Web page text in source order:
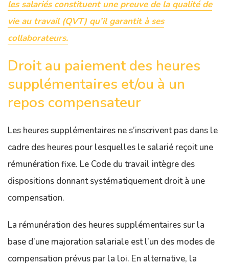
les salariés constituent une preuve de la qualité de
vie au travail (QVT) qu’il garantit à ses
collaborateurs.
Droit au paiement des heures
supplémentaires et/ou à un
repos compensateur
Les heures supplémentaires ne s’inscrivent pas dans le
cadre des heures pour lesquelles le salarié reçoit une
rémunération fixe. Le Code du travail intègre des
dispositions donnant systématiquement droit à une
compensation.
La rémunération des heures supplémentaires sur la
base d’une majoration salariale est l’un des modes de
compensation prévus par la loi. En alternative, la